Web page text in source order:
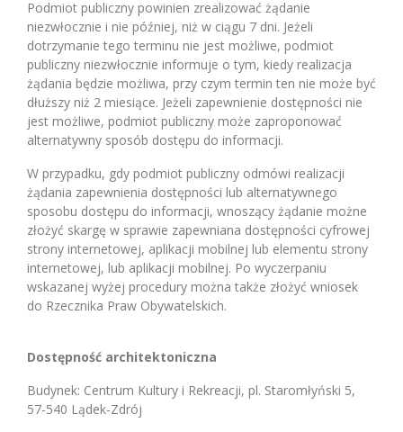
Podmiot publiczny powinien zrealizować żądanie
niezwłocznie i nie później, niż w ciągu 7 dni. Jeżeli
dotrzymanie tego terminu nie jest możliwe, podmiot
publiczny niezwłocznie informuje o tym, kiedy realizacja
żądania będzie możliwa, przy czym termin ten nie może być
dłuższy niż 2 miesiące. Jeżeli zapewnienie dostępności nie
jest możliwe, podmiot publiczny może zaproponować
alternatywny sposób dostępu do informacji.
W przypadku, gdy podmiot publiczny odmówi realizacji
żądania zapewnienia dostępności lub alternatywnego
sposobu dostępu do informacji, wnoszący żądanie możne
złożyć skargę w sprawie zapewniana dostępności cyfrowej
strony internetowej, aplikacji mobilnej lub elementu strony
internetowej, lub aplikacji mobilnej. Po wyczerpaniu
wskazanej wyżej procedury można także złożyć wniosek
do Rzecznika Praw Obywatelskich.
Dostępność architektoniczna
Budynek: Centrum Kultury i Rekreacji, pl. Staromłyński 5,
57-540 Lądek-Zdrój